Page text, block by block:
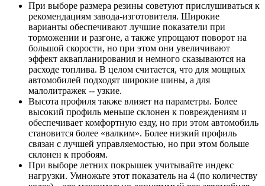
При выборе размера резины советуют прислушиваться к
рекомендациям завода-изготовителя. Широкие
варианты обеспечивают лучшие показатели при
торможении и разгоне, а также упрощают поворот на
большой скорости, но при этом они увеличивают
эффект аквапланирования и немного сказываются на
расходе топлива. В целом считается, что для мощных
автомобилей подходят широкие шины, а для
малолитражек -- узкие.
Высота профиля также влияет на параметры. Более
высокий профиль меньше склонен к повреждениям и
обеспечивает комфортную езду, но при этом автомобиль
становится более «валким». Более низкий профиль
связан с лучшей управляемостью, но при этом больше
склонен к пробоям.
При выборе летних покрышек учитывайте индекс
нагрузки. Умножьте этот показатель на 4 (по количеству